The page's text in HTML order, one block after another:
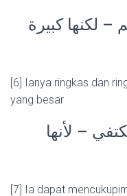
لكنها كبيرة
[6] Ianya ringkas dan
yang besar
– لأنها
[7] Ia dapat